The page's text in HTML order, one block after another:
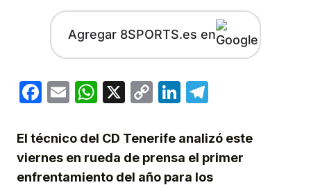
Agregar 8SPORTS.es en
Facebook
EmailWhatsApp
X
CopyLinkedIn
El técnico del CD Tenerife analizó este
viernes en rueda de prensa el primer
enfrentamiento del año para los